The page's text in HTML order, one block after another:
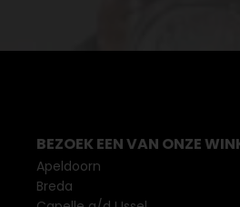
BEZOEK EEN VAN ONZE
Apeldoorn
Breda